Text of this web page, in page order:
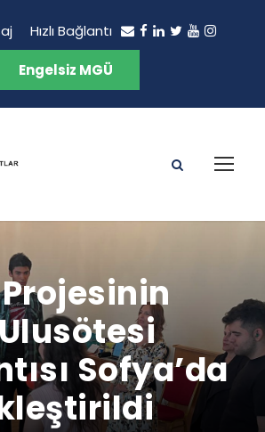
Hızlı Bağlantı
Engelsiz MGÜ
Projesinin
Sofya’da